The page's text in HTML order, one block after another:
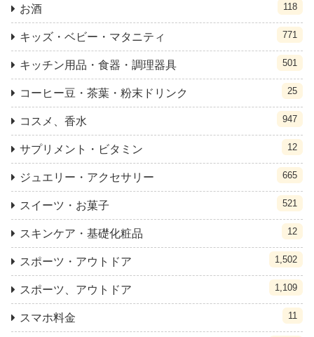
お酒 118
キッズ・ベビー・マタニティ 771
キッチン用品・食器・調理器具 501
コーヒー豆・茶葉・粉末ドリンク 25
コスメ、香水 947
サプリメント・ビタミン 12
ジュエリー・アクセサリー 665
スイーツ・お菓子 521
スキンケア・基礎化粧品 12
スポーツ・アウトドア 1,502
スポーツ、アウトドア 1,109
スマホ料金 11